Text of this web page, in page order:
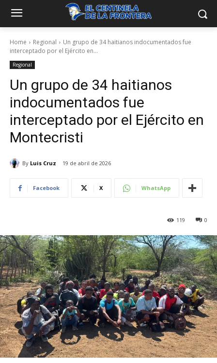
Home Regional
Un grupo de 34 haitianos indocumentados fue
interceptado por el Ejército en...
Regional
Un grupo de 34 haitianos
indocumentados fue
interceptado por el Ejército en
Montecristi
By Luis Cruz 19 de abril de 2026
Facebook X WhatsApp
0
119